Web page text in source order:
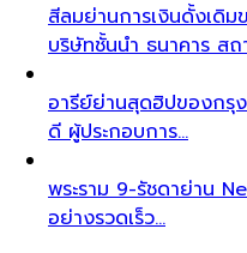
สีลมย่านการเงินดั้งเดิ
บริษัทชั้นนำ ธนาคาร ส
อารีย์ย่านสุดฮิปของกรุ
ดี ผู้ประกอบการ…
พระราม 9-รัชดาย่าน
อย่างรวดเร็ว…